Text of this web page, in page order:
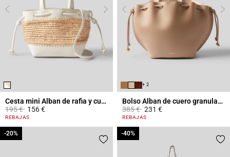
Cesta mini Alban de rafia y cuero
Price reduced from
195 €to156 €
4,1 out of 5 Customer Rating
REBAJAS
+ 2
Bolso Alban de cuero granulado
Price reduced from
385 €to231 €
5 out of 5 Customer Rating
REBAJAS
-20%
-20% -40%
-40%